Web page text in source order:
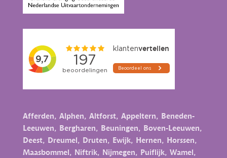
Afferden, Alphen, Altforst, Appeltern, Beneden-
Leeuwen, Bergharen, Beuningen, Boven-Leeuwen,
Deest, Dreumel, Druten, Ewijk, Hernen, Horssen,
Maasbommel, Niftrik, Nijmegen, Puiflijk, Wamel,